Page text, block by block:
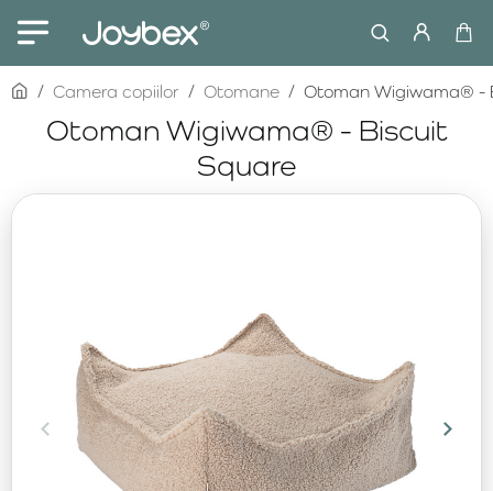
Otoman Wigiwama® - Biscuit
Square
homeCamera copiilor Otomane Otoman Wigiwama® -